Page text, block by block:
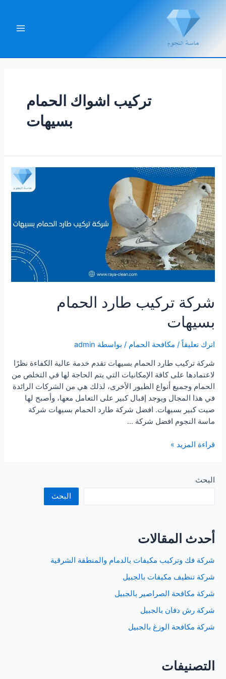
تركيب اشواك الحمام
بسيهات
شركة تركيب طارد الحمام
بسيهات
اترك تعليقاً / مكافحة الحمام / بواسطة admin
شركة تركيب طارد الحمام بسيهات تقدم خدمة عالية الكفاءة نظرًا
لاعتمادها على كافة الإمكانيات التي يتم الحاجة لها في التخلص من
الحمام وجميع أنواع الطيور الأخرى، لذلك هي من الشركات الرائدة
في هذا المجال ويوجد إقبال كبير على التعامل معها، وأصبح لها
صيت كبير بسيهات. افضل شركة طارد الحمام بسيهات شركة
ماسة النجوم افضل شركة …
شركة
الحمام
بسيهات
قراءة المزيد »
البحث
البحث
أحدث المقالات
شركة فك وتركيب مكيفات بالدمام والمنطقة الشرقية
شركة تنظيف مكيفات بالجبيل
شركة مكافحة الصراصير بالجبيل
شركة رش دفان بالجبيل
شركة مكافحة الوزغ بالجبيل
التصنيفات